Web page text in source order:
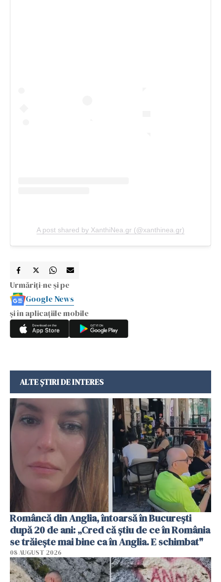
A post shared by XanthiNea.gr (@xanthinea.gr)
Urmăriți-ne și pe
Google News
și în aplicațiile mobile
ALTE ȘTIRI DE INTERES
Româncă din Anglia, întoarsă în București
după 20 de ani: „Cred că știu de ce în România
se trăiește mai bine ca în Anglia. E schimbat"
08 AUGUST 2026